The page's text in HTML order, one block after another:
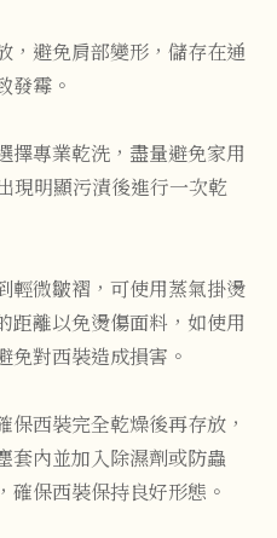
，避免肩部變形，儲存在通
發霉。
擇專業乾洗，盡量避免家用
現明顯污漬後進行一次乾
輕微皺褶，可使用蒸氣掛燙
距離以免燙傷面料，如使用
免對西裝造成損害。
保西裝完全乾燥後再存放，
套內並加入除濕劑或防蟲
確保西裝保持良好形態。